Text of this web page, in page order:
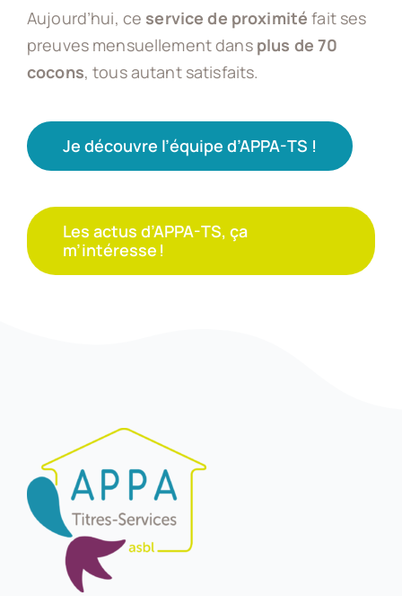
Aujourd’hui, ce service de proximité fait ses
preuves mensuellement dans plus de 70
cocons, tous autant satisfaits.
Je découvre l’équipe d’APPA-TS !
Les actus d’APPA-TS, ça
m’intéresse !